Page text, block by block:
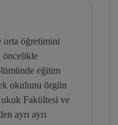
Video
Sepete Ekle
öğretimini
öncelikle
eğitim
okulunu örgün
Fakültesi ve
ayrı ayrı